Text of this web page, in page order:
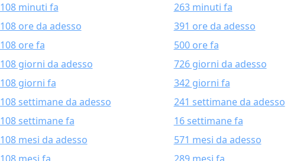
108 minuti fa
108 ore da adesso
108 ore fa
108 giorni da adesso
108 giorni fa
108 settimane da adesso
108 settimane fa
108 mesi da adesso
263 minuti fa
391 ore da adesso
500 ore fa
726 giorni da adesso
342 giorni fa
241 settimane da adesso
16 settimane fa
571 mesi da adesso